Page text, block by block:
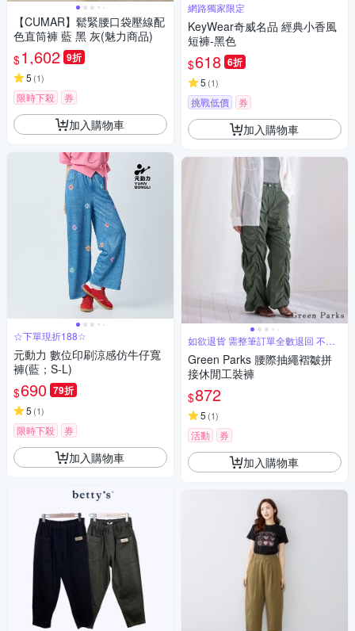
【CUMAR】鬆緊腰口袋壓線配
色直筒褲 藍 黑 灰(魅力商品)
$1,602 9折
5 (1)
限時下殺 券
加入購物車
☆下單現折188☆
元動力 數位印刷涼感仿牛仔寬
褲(藍；S-L)
$690 79折
5 (1)
限時下殺 券
加入購物車
網路獨家限定
KeyWear奇威名品 經典小香風
短褲-黑色
$618 6折
5 (1)
挑戰低價 券
加入購物車
如欲退貨 需整筆訂單全數退回 不能
單退
Green Parks 腰際抽繩褶皺拼
接休閒工裝褲
$872
5 (1)
活動 券
加入購物車